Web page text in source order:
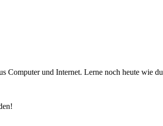
Computer und Internet. Lerne noch heute wie du